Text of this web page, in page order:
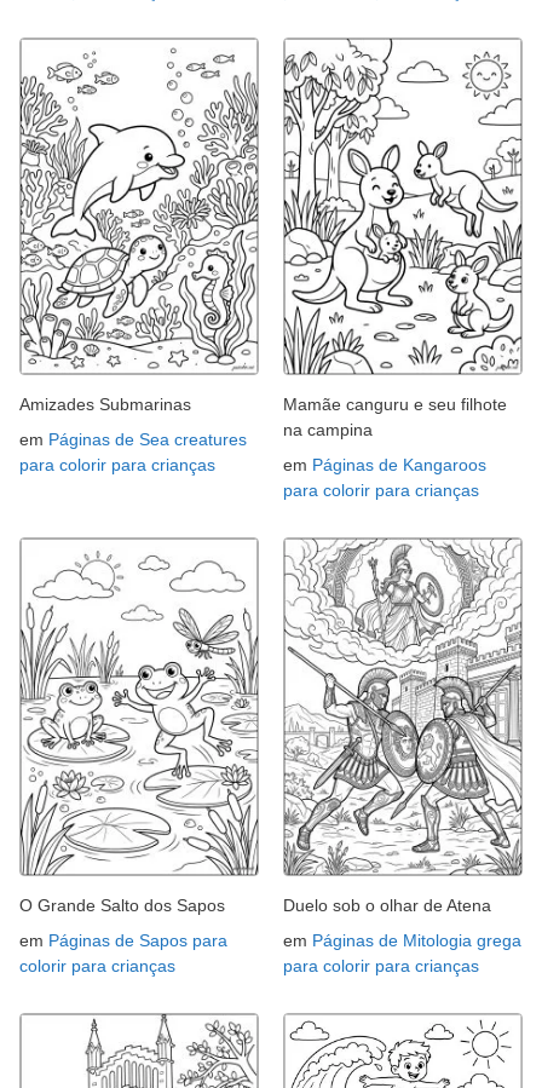
Amizades Submarinas
em Páginas de Sea creatures
para colorir para crianças
Mamãe canguru e seu filhote
na campina
em Páginas de Kangaroos
para colorir para crianças
O Grande Salto dos Sapos
em Páginas de Sapos para
colorir para crianças
Duelo sob o olhar de Atena
em Páginas de Mitologia grega
para colorir para crianças